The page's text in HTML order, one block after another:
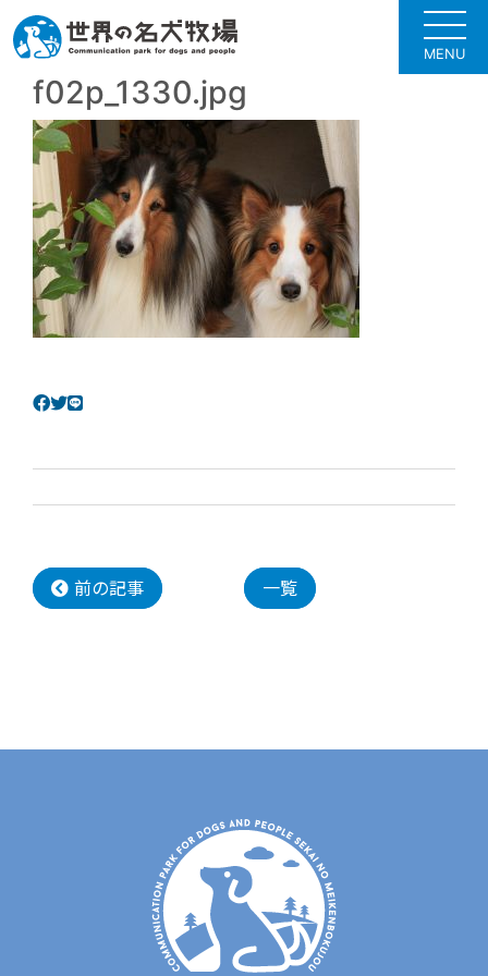
MENU
f02p_1330.jpg
前の記事 一覧